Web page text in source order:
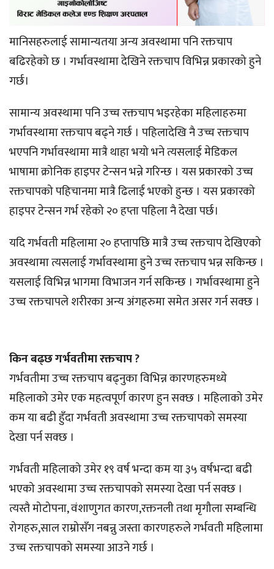
मानिसहरुलाई सामान्यतया अन्य अवस्थामा पनि रक्तचाप
बढिरहेको छ । गर्भावस्थामा देखिने रक्तचाप विभिन्न प्रकारको हुने
गर्छ।
सामान्य अवस्थामा पनि उच्च रक्तचाप भइरहेका महिलाहरुमा
गर्भावस्थामा रक्तचाप बढ्ने गर्छ । पहिलादेखि नै उच्च रक्तचाप
भएपनि गर्भावस्थामा मात्रै थाहा भयो भने त्यसलाई मेडिकल
भाषामा क्रोनिक हाइपर टेन्सन भन्ने गरिन्छ । यस प्रकारको उच्च
रक्तचापको पहिचानमा मात्रै ढिलाई भएको हुन्छ । यस प्रकारको
हाइपर टेन्सन गर्भ रहेको २० हप्ता पहिला नै देखा पर्छ।
यदि गर्भवती महिलामा २० हप्तापछि मात्रै उच्च रक्तचाप देखिएको
अवस्थामा त्यसलाई गर्भावस्थामा हुने उच्च रक्तचाप भन्न सकिन्छ ।
यसलाई विभिन्न भागमा विभाजन गर्न सकिन्छ । गर्भावस्थामा हुने
उच्च रक्तचापले शरीरका अन्य अंगहरुमा समेत असर गर्न सक्छ ।
किन बढ्छ गर्भवतीमा रक्तचाप ?
गर्भवतीमा उच्च रक्तचाप बढ्नुका विभिन्न कारणहरुमध्ये
महिलाको उमेर एक महत्वपूर्ण कारण हुन सक्छ । महिलाको उमेर
कम या बढी हुँदा गर्भवती अवस्थामा उच्च रक्तचापको समस्या
देखा पर्न सक्छ ।
गर्भवती महिलाको उमेर १९ वर्ष भन्दा कम या ३५ वर्षभन्दा बढी
भएको अवस्थामा उच्च रक्तचापको समस्या देखा पर्न सक्छ ।
त्यस्तै मोटोपना, वंशाणुगत कारण,रक्तनली तथा मृगौला सम्बन्धि
रोगहरु,साल राम्रोसँग नबन्नु जस्ता कारणहरुले गर्भवती महिलामा
उच्च रक्तचापको समस्या आउने गर्छ ।